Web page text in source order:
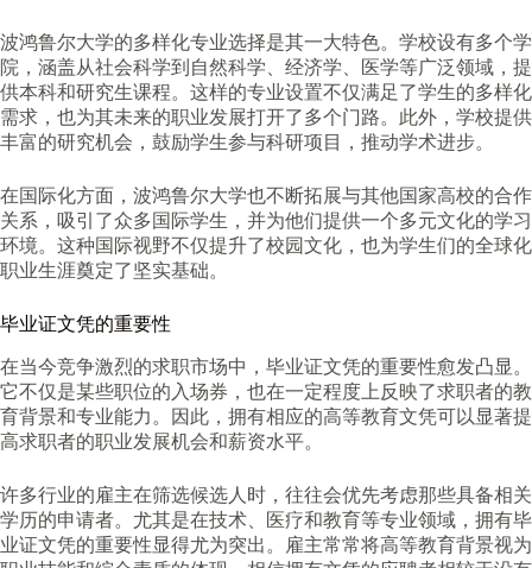
波鸿鲁尔大学的多样化专业选择是其一大特色。学校设有多个学
院，涵盖从社会科学到自然科学、经济学、医学等广泛领域，提
供本科和研究生课程。这样的专业设置不仅满足了学生的多样化
需求，也为其未来的职业发展打开了多个门路。此外，学校提供
丰富的研究机会，鼓励学生参与科研项目，推动学术进步。
在国际化方面，波鸿鲁尔大学也不断拓展与其他国家高校的合作
关系，吸引了众多国际学生，并为他们提供一个多元文化的学习
环境。这种国际视野不仅提升了校园文化，也为学生们的全球化
职业生涯奠定了坚实基础。
毕业证文凭的重要性
在当今竞争激烈的求职市场中，毕业证文凭的重要性愈发凸显。
它不仅是某些职位的入场券，也在一定程度上反映了求职者的教
育背景和专业能力。因此，拥有相应的高等教育文凭可以显著提
高求职者的职业发展机会和薪资水平。
许多行业的雇主在筛选候选人时，往往会优先考虑那些具备相关
学历的申请者。尤其是在技术、医疗和教育等专业领域，拥有毕
业证文凭的重要性显得尤为突出。雇主常常将高等教育背景视为